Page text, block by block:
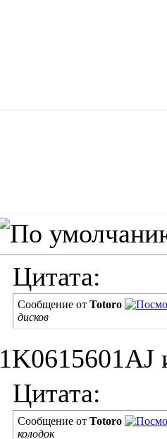
Цитата:
Сообщение от Totoro
дисков
1K0615601AJ
Цитата:
Сообщение от Totoro
колодок